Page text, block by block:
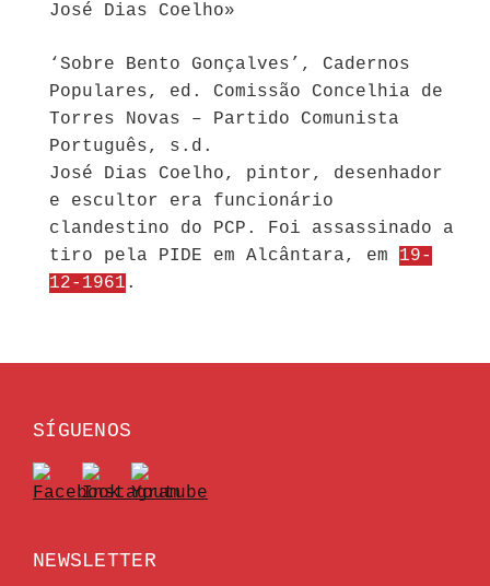
José Dias Coelho»
‘Sobre Bento Gonçalves’, Cadernos
Populares, ed. Comissão Concelhia de
Torres Novas – Partido Comunista
Português, s.d.
José Dias Coelho, pintor, desenhador
e escultor era funcionário
clandestino do PCP. Foi assassinado a
tiro pela PIDE em Alcântara, em 19-
12-1961 .
SÍGUENOS
NEWSLETTER